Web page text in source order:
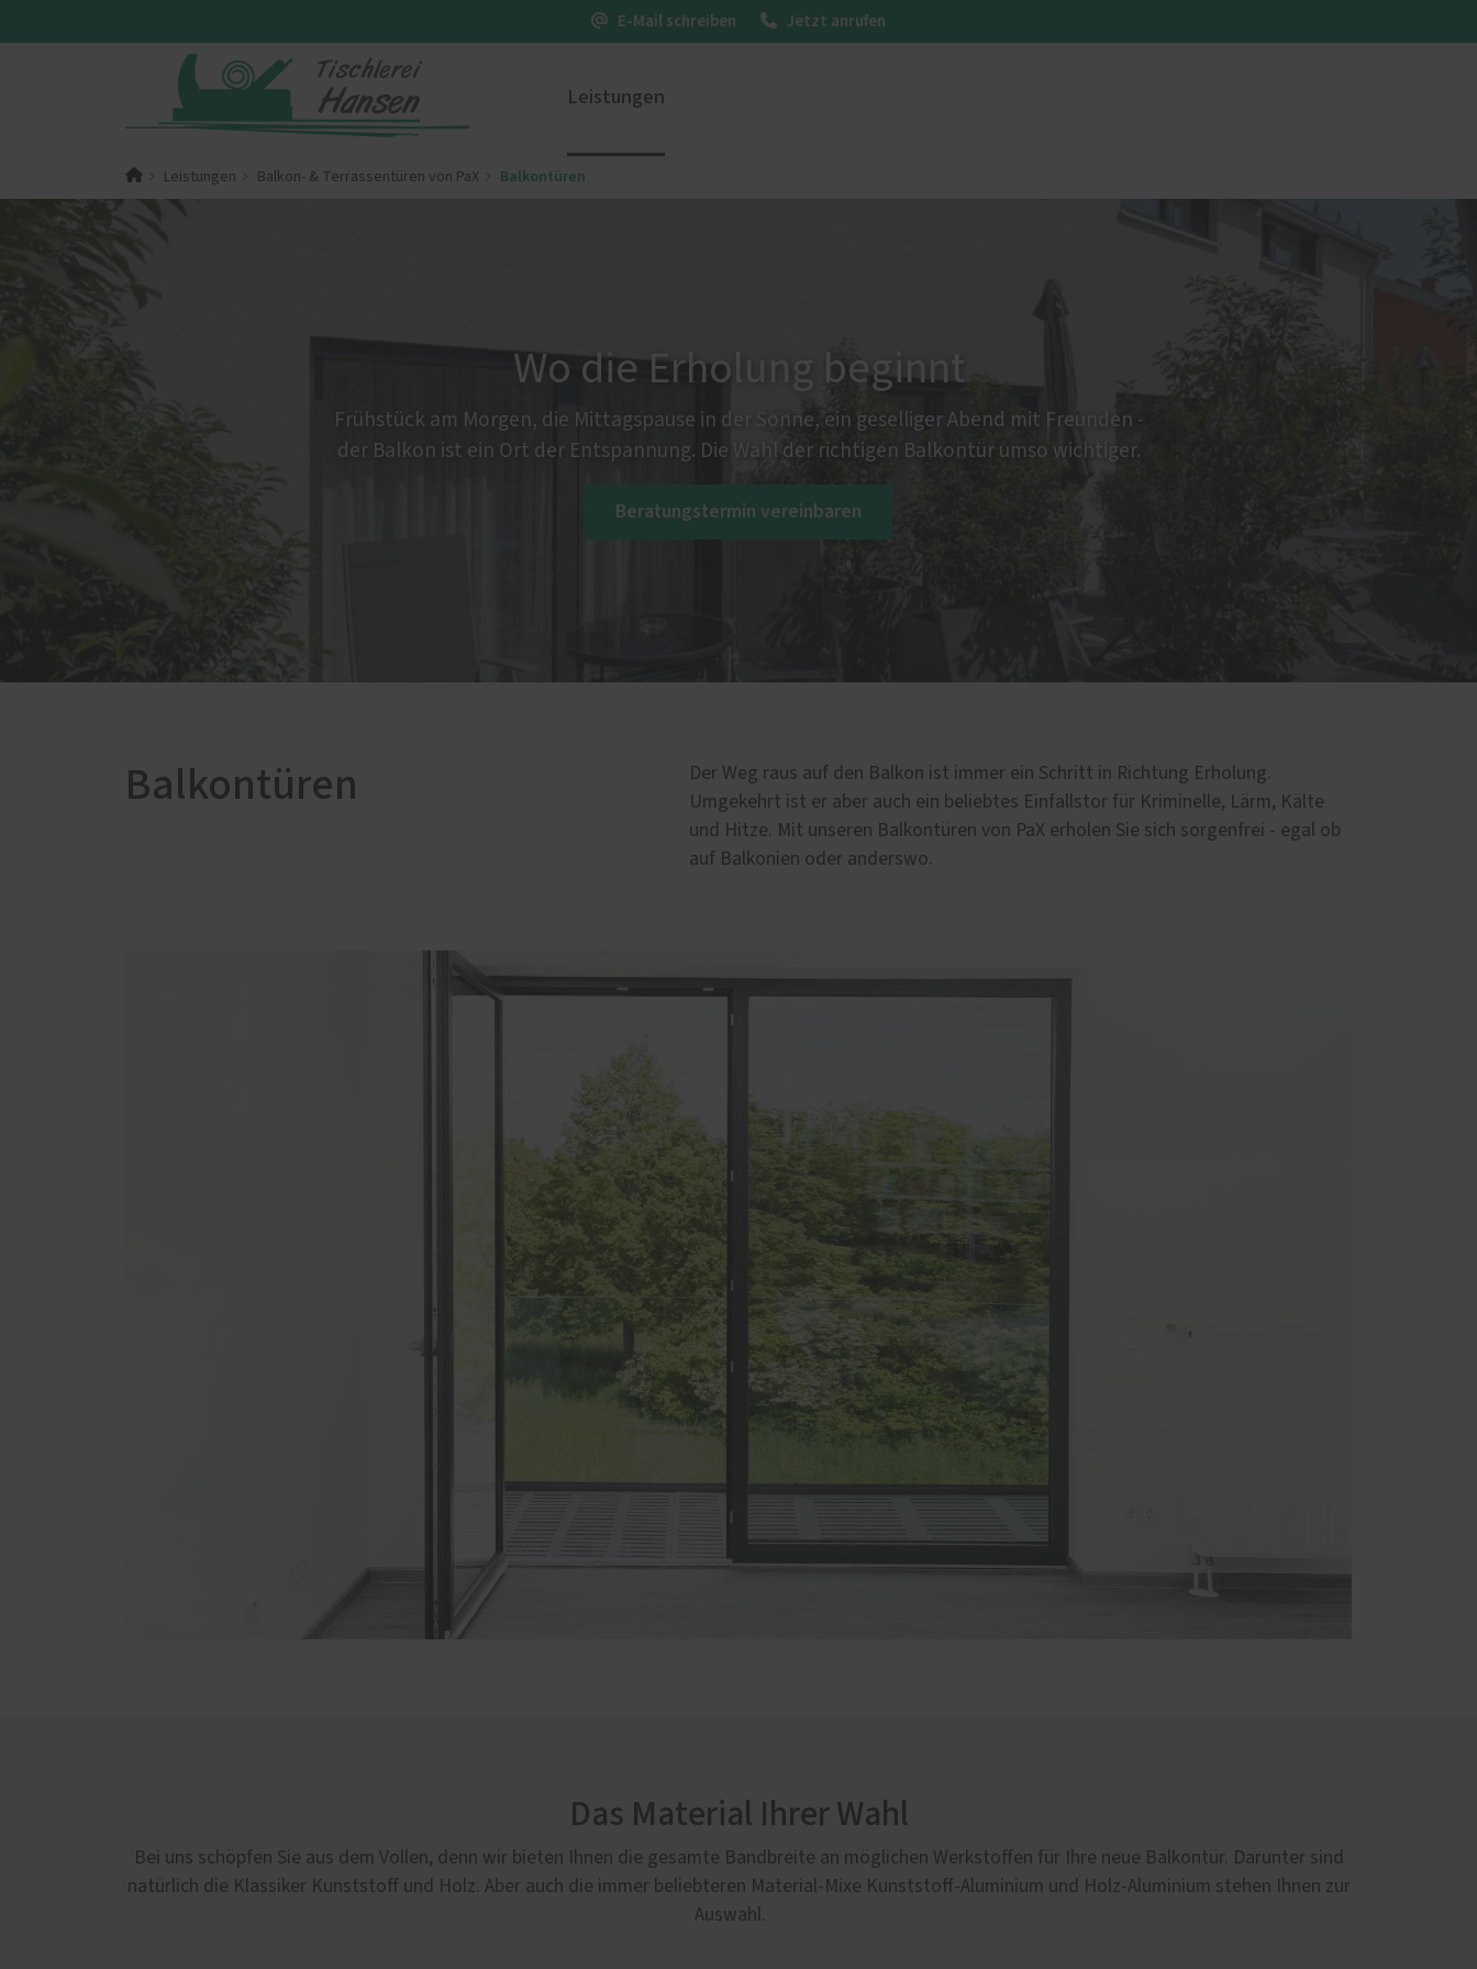
E-Mail schreiben Jetzt anrufen
Leistungen
PaX-Fenster
Kunststoff
Kunststoff-Aluminium
Aktionen
Sonnen- und Insektenschutz
Sonnenschutz
Leistungen Balkon- & Terrassentüren von PaX Balkontüren
Wo die Erholung beginnt
Frühstück am Morgen, die Mittagspause in der Sonne, ein geselliger Abend mit Freunden -
der Balkon ist ein Ort der Entspannung. Die Wahl der richtigen Balkontür umso wichtiger.
Beratungstermin vereinbaren
Balkontüren
Der Weg raus auf den Balkon ist immer ein Schritt in Richtung Erholung.
Umgekehrt ist er aber auch ein beliebtes Einfallstor für Kriminelle, Lärm, Kälte
und Hitze. Mit unseren Balkontüren von PaX erholen Sie sich sorgenfrei - egal ob
auf Balkonien oder anderswo.
Das Material Ihrer Wahl
Bei uns schöpfen Sie aus dem Vollen, denn wir bieten Ihnen die gesamte Bandbreite an möglichen Werkstoffen für Ihre neue Balkontür. Darunter sind
natürlich die Klassiker Kunststoff und Holz. Aber auch die immer beliebteren Material-Mixe Kunststoff-Aluminium und Holz-Aluminium stehen Ihnen zur
Auswahl.